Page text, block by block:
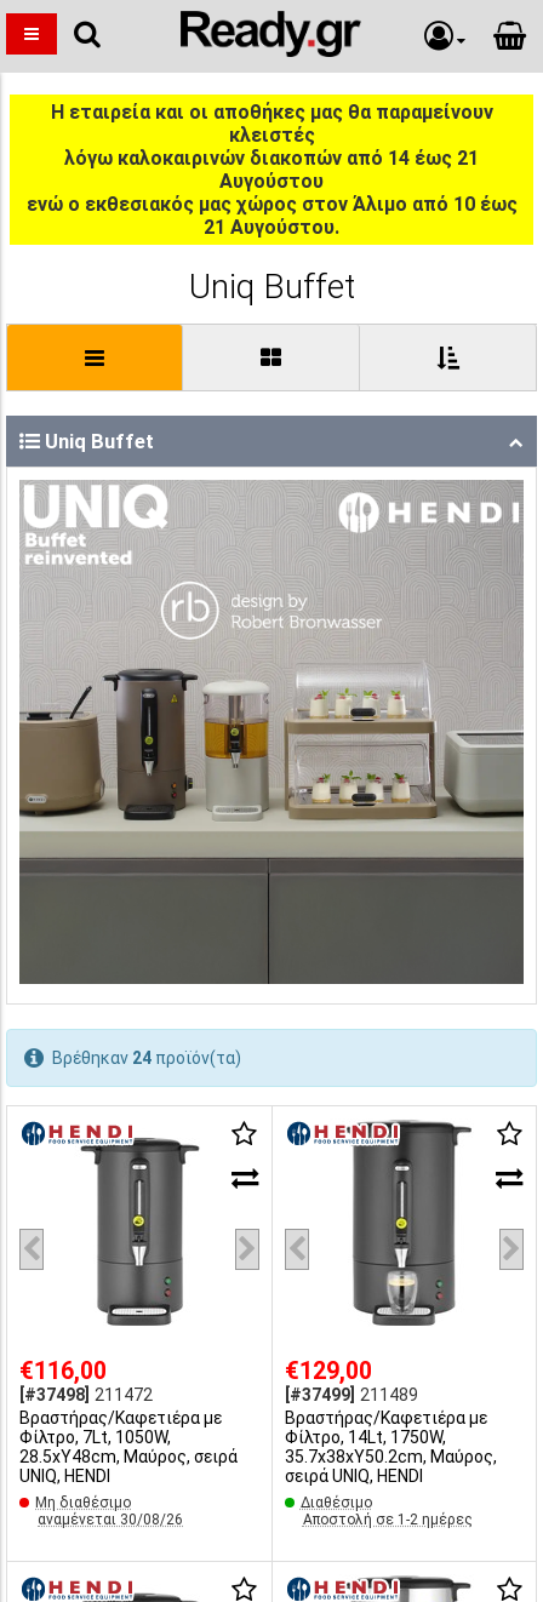
Η εταιρεία και οι αποθήκες μας θα παραμείνουν
κλειστές
λόγω καλοκαιρινών διακοπών από 14 έως 21
Αυγούστου
ενώ ο εκθεσιακός μας χώρος στον Άλιμο από 10 έως
21 Αυγούστου.
Uniq Buffet
Uniq Buffet
Βρέθηκαν 24 προϊόν(τα)
€116,00
[#37498] 211472
Βραστήρας/Καφετιέρα με
Φίλτρο, 7Lt, 1050W,
28.5xY48cm, Μαύρος, σειρά
UNIQ, HENDI
Μη διαθέσιμο
αναμένεται 30/08/26
€129,00
[#37499] 211489
Βραστήρας/Καφετιέρα με
Φίλτρο, 14Lt, 1750W,
35.7x38xY50.2cm, Μαύρος,
σειρά UNIQ, HENDI
Διαθέσιμο
Αποστολή σε 1-2 ημέρες